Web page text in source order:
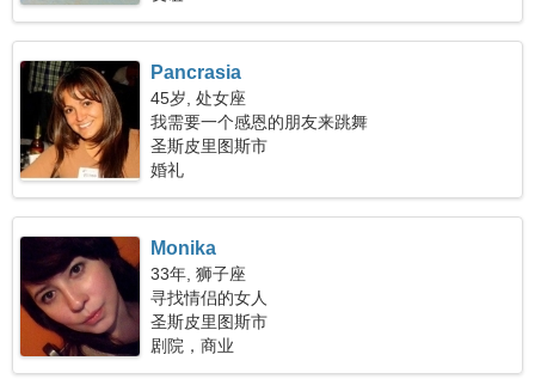
Pancrasia
45岁, 处女座
我需要一个感恩的朋友来跳舞
圣斯皮里图斯市
婚礼
Monika
33年, 狮子座
寻找情侣的女人
圣斯皮里图斯市
剧院，商业